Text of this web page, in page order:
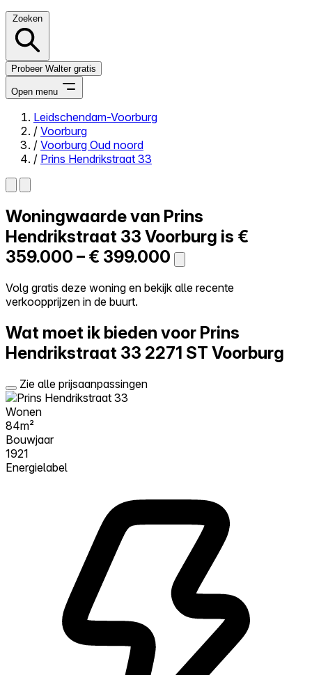
Zoeken
Probeer Walter gratis
Open menu
Close menu
Zelf kopen
Alles-in-één
Reviews
Prijzen
Log in
Probeer Walter gratis
Leidschendam-Voorburg
/ Voorburg
/ Voorburg Oud noord
/ Prins Hendrikstraat 33
Woningwaarde van Prins
Hendrikstraat 33 Voorburg is €
359.000 – € 399.000
Volg gratis deze woning en bekijk alle recente
verkoopprijzen in de buurt.
Wat moet ik bieden voor Prins
Hendrikstraat 33 2271 ST Voorburg
Zie alle prijsaanpassingen
Wonen
84m²
Bouwjaar
1921
Energielabel